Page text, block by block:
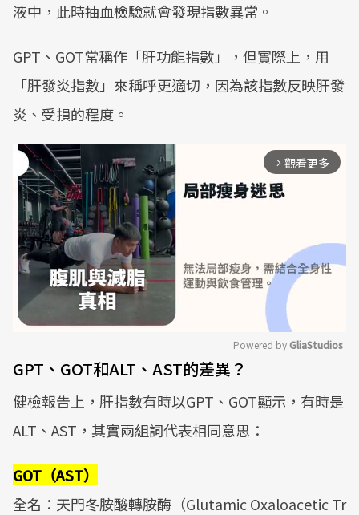
液中，此時抽血檢驗就會發現指數異常。
GPT、GOT常稱作「肝功能指數」，但實際上，用
「肝發炎指數」來稱呼更適切，因為該指數反映肝發
炎、受損的程度。
arrow_forward_ios 觀看更多
Powered by GliaStudios
GPT、GOT和ALT、AST的差異？
健檢報告上，肝指數有時以GPT、GOT顯示，有時是
ALT、AST，其實兩組詞代表相同意思：
GOT（AST）
全名：天門冬胺酸轉胺酶（Glutamic Oxaloacetic Tr